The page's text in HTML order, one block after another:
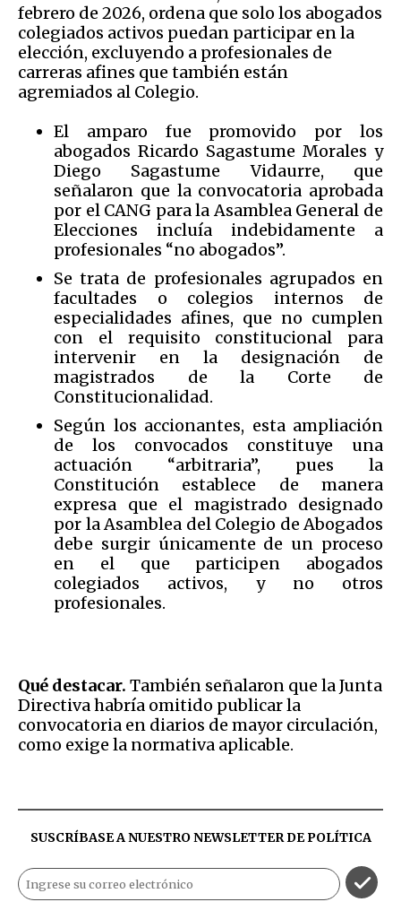
febrero de 2026, ordena que solo los abogados
colegiados activos puedan participar en la
elección, excluyendo a profesionales de
carreras afines que también están
agremiados al Colegio.
El amparo fue promovido por los
abogados Ricardo Sagastume Morales y
Diego Sagastume Vidaurre, que
señalaron que la convocatoria aprobada
por el CANG para la Asamblea General de
Elecciones incluía indebidamente a
profesionales “no abogados”.
Se trata de profesionales agrupados en
facultades o colegios internos de
especialidades afines, que no cumplen
con el requisito constitucional para
intervenir en la designación de
magistrados de la Corte de
Constitucionalidad.
Según los accionantes, esta ampliación
de los convocados constituye una
actuación “arbitraria”, pues la
Constitución establece de manera
expresa que el magistrado designado
por la Asamblea del Colegio de Abogados
debe surgir únicamente de un proceso
en el que participen abogados
colegiados activos, y no otros
profesionales.
Qué destacar. También señalaron que la Junta
Directiva habría omitido publicar la
convocatoria en diarios de mayor circulación,
como exige la normativa aplicable.
SUSCRÍBASE A NUESTRO NEWSLETTER DEPOLÍTICA